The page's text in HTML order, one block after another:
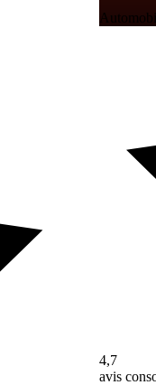
4,7
avis